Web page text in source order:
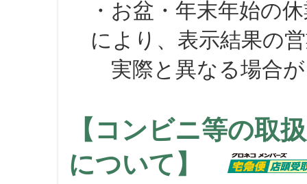
・お盆・年末年始の
により、表示結果の
実際と異なる場合が
【コンビニ等の取
について】